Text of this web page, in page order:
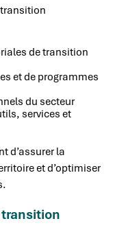
de transition
et de programmes
du secteur
services et
d’assurer la
et d’optimiser